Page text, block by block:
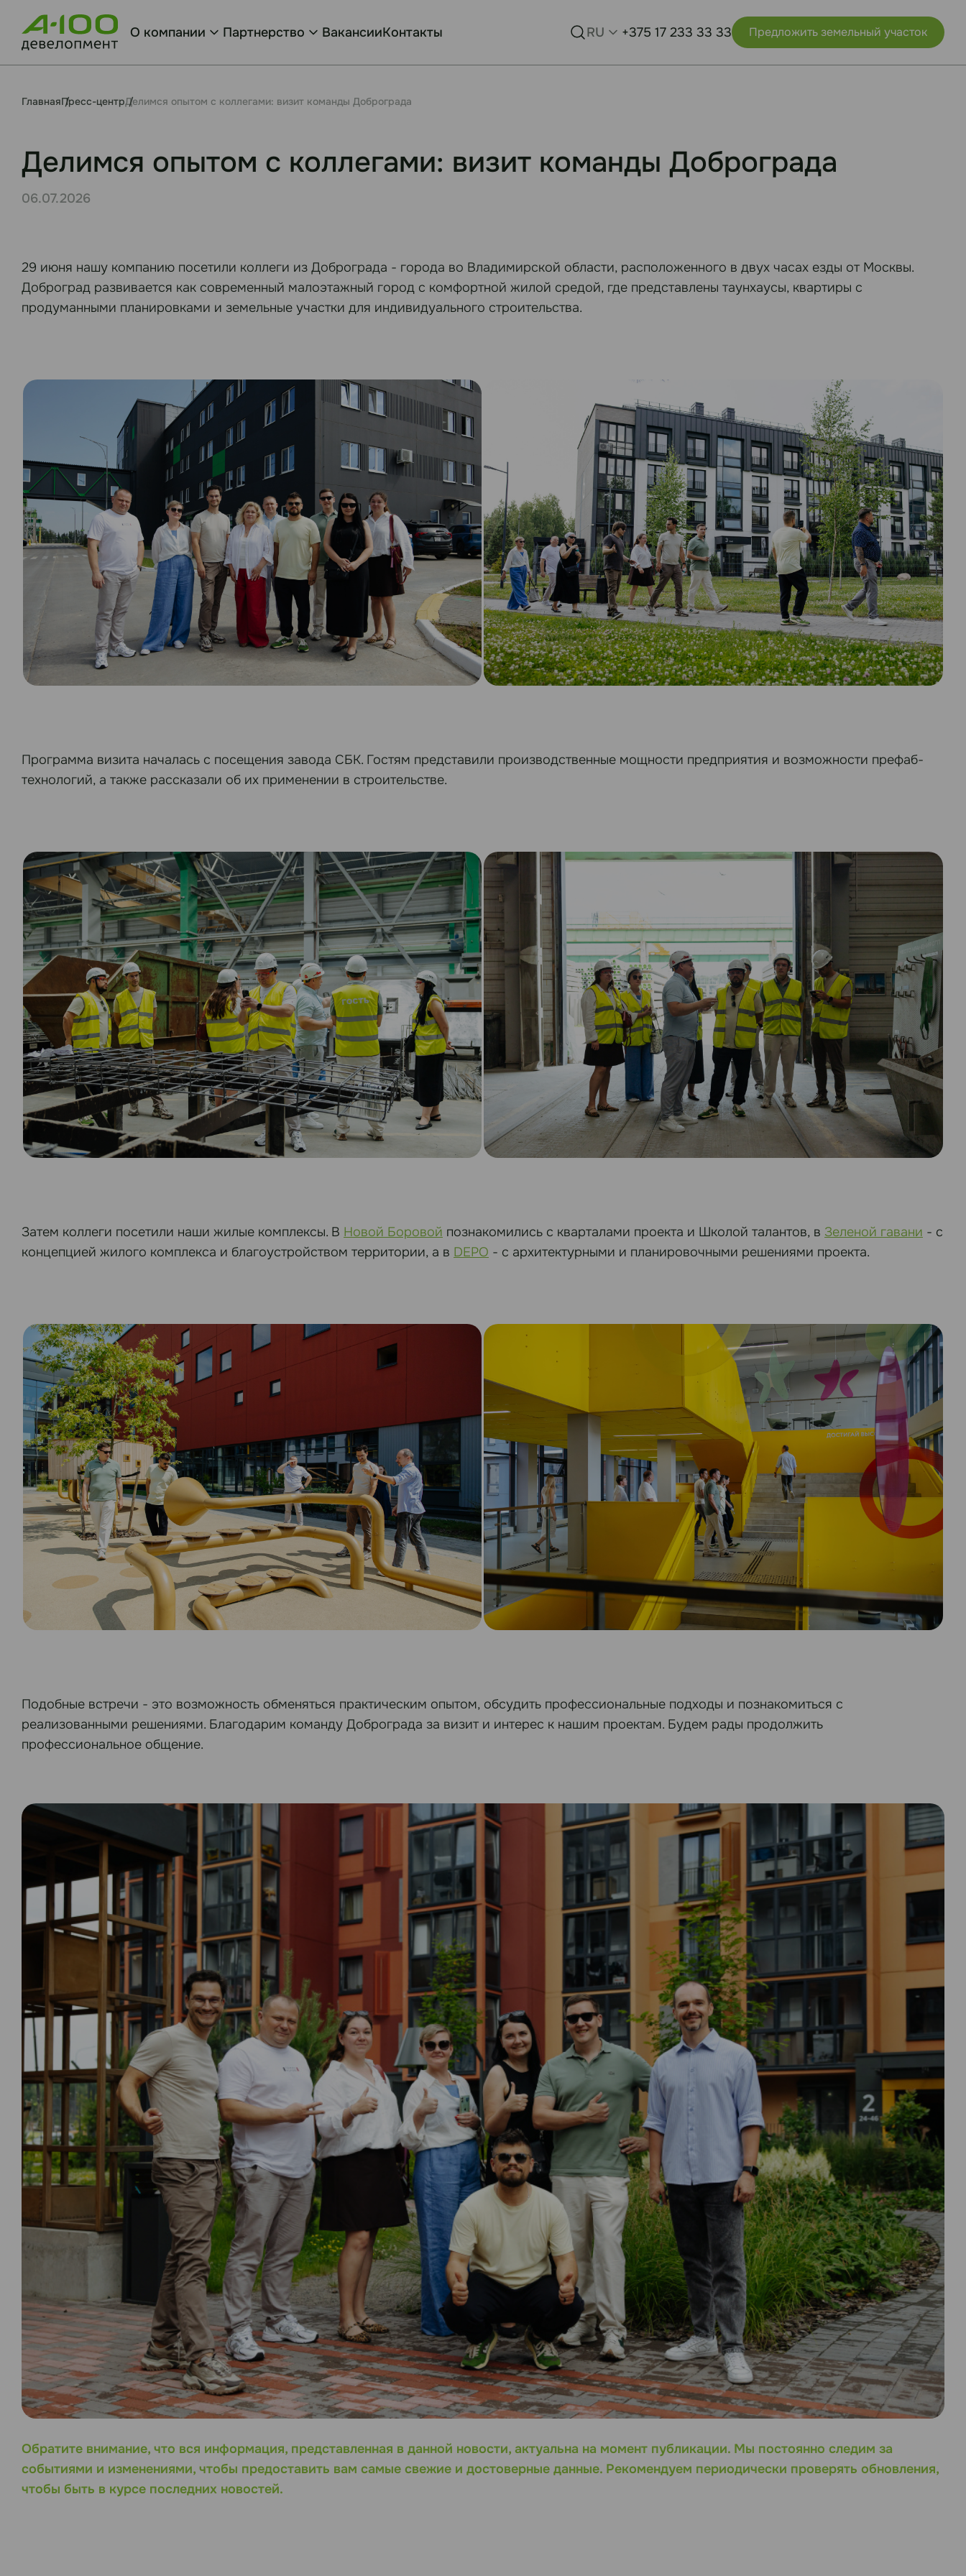
О компании Партнерство ВакансииКонтакты RU +375 17 233 33 33 Предложить земельный участок
ГлавнаяПресс-центрДелимся опытом с коллегами: визит команды Доброграда
Делимся опытом с коллегами: визит команды Доброграда
06.07.2026
29 июня нашу компанию посетили коллеги из Доброграда - города во Владимирской области, расположенного в двух часах езды от Москвы.
Доброград развивается как современный малоэтажный город с комфортной жилой средой, где представлены таунхаусы, квартиры с
продуманными планировками и земельные участки для индивидуального строительства.
Программа визита началась с посещения завода СБК. Гостям представили производственные мощности предприятия и возможности префаб-
технологий, а также рассказали об их применении в строительстве.
Затем коллеги посетили наши жилые комплексы. В Новой Боровой познакомились с кварталами проекта и Школой талантов, в Зеленой гавани - с
концепцией жилого комплекса и благоустройством территории, а в DEPO - с архитектурными и планировочными решениями проекта.
Подобные встречи - это возможность обменяться практическим опытом, обсудить профессиональные подходы и познакомиться с
реализованными решениями. Благодарим команду Доброграда за визит и интерес к нашим проектам. Будем рады продолжить
профессиональное общение.
Обратите внимание, что вся информация, представленная в данной новости, актуальна на момент публикации. Мы постоянно следим за
событиями и изменениями, чтобы предоставить вам самые свежие и достоверные данные. Рекомендуем периодически проверять обновления,
чтобы быть в курсе последних новостей.